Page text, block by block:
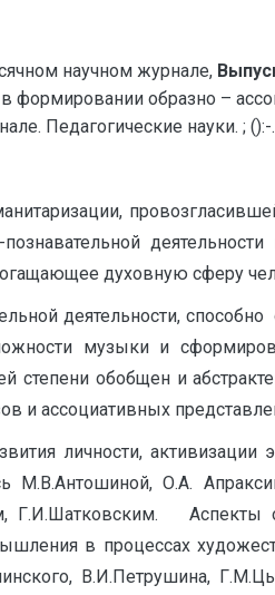
научном журнале,
формировании образно –
Педагогические науки. ; ():-.
духовную сферу
деятельности, способно
музыки и
обобщен и
и ассоциативных
личности, активизации
М.В.Антошиной, О.А.
Аспекты
в процессах
В.И.Петрушина,